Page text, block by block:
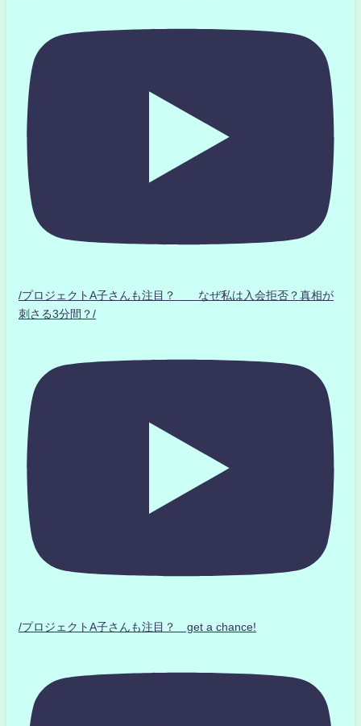
/プロジェクトA子さんも注目？ なぜ私は入会拒否？真相が
刺さる3分間？/
/プロジェクトA子さんも注目？ get a chance!